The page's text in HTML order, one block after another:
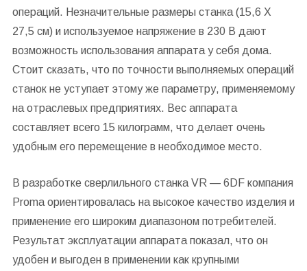
операций. Незначительные размеры станка (15,6 Х
27,5 см) и используемое напряжение в 230 В дают
возможность использования аппарата у себя дома.
Стоит сказать, что по точности выполняемых операций
станок не уступает этому же параметру, применяемому
на отраслевых предприятиях. Вес аппарата
составляет всего 15 килограмм, что делает очень
удобным его перемещение в необходимое место.
В разработке сверлильного станка VR — 6DF компания
Proma ориентировалась на высокое качество изделия и
применение его широким диапазоном потребителей.
Результат эксплуатации аппарата показал, что он
удобен и выгоден в применении как крупными